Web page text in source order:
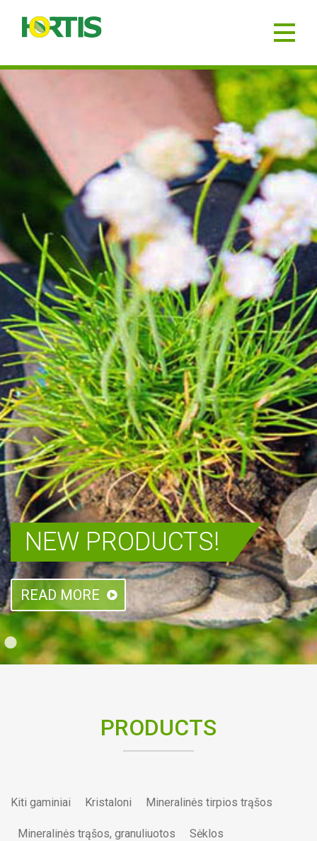
NEW PRODUCTS!
READ MORE
PRODUCTS
Kiti gaminiai Kristaloni Mineralinės tirpios trąšos
Mineralinės trąšos, granuliuotos Sėklos